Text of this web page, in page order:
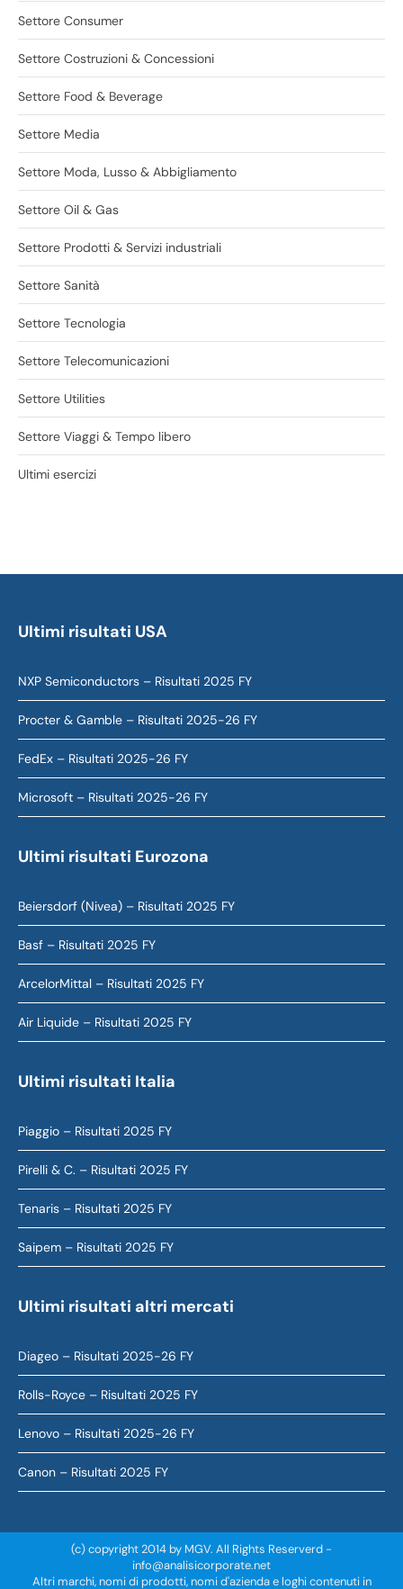
Settore Consumer
Settore Costruzioni & Concessioni
Settore Food & Beverage
Settore Media
Settore Moda, Lusso & Abbigliamento
Settore Oil & Gas
Settore Prodotti & Servizi industriali
Settore Sanità
Settore Tecnologia
Settore Telecomunicazioni
Settore Utilities
Settore Viaggi & Tempo libero
Ultimi esercizi
Ultimi risultati USA
NXP Semiconductors – Risultati 2025 FY
Procter & Gamble – Risultati 2025-26 FY
FedEx – Risultati 2025-26 FY
Microsoft – Risultati 2025-26 FY
Ultimi risultati Eurozona
Beiersdorf (Nivea) – Risultati 2025 FY
Basf – Risultati 2025 FY
ArcelorMittal – Risultati 2025 FY
Air Liquide – Risultati 2025 FY
Ultimi risultati Italia
Piaggio – Risultati 2025 FY
Pirelli & C. – Risultati 2025 FY
Tenaris – Risultati 2025 FY
Saipem – Risultati 2025 FY
Ultimi risultati altri mercati
Diageo – Risultati 2025-26 FY
Rolls-Royce – Risultati 2025 FY
Lenovo – Risultati 2025-26 FY
Canon – Risultati 2025 FY
(c) copyright 2014 by MGV. All Rights Reserverd -
info@analisicorporate.net
Altri marchi, nomi di prodotti, nomi d'azienda e loghi contenuti in